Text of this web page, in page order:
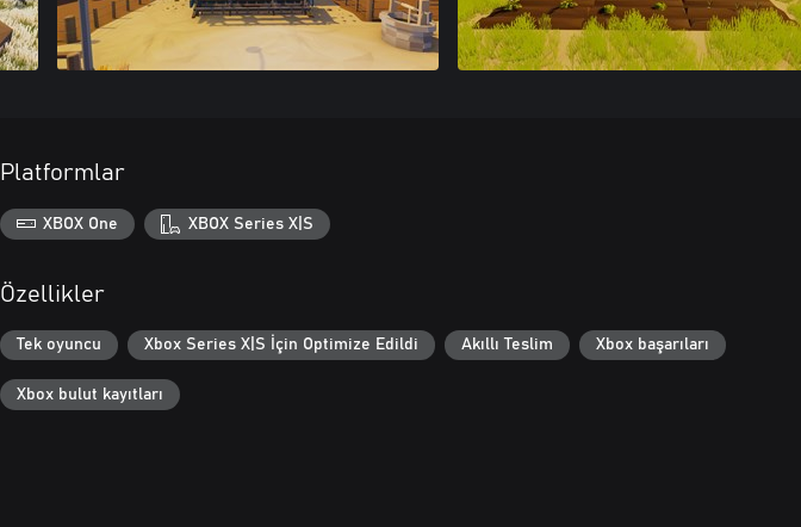
Platformlar
XBOX One XBOX Series X|S
Özellikler
Tek oyuncu Xbox Series X|S İçin Optimize Edildi Akıllı Teslim Xbox başarıları
Xbox bulut kayıtları